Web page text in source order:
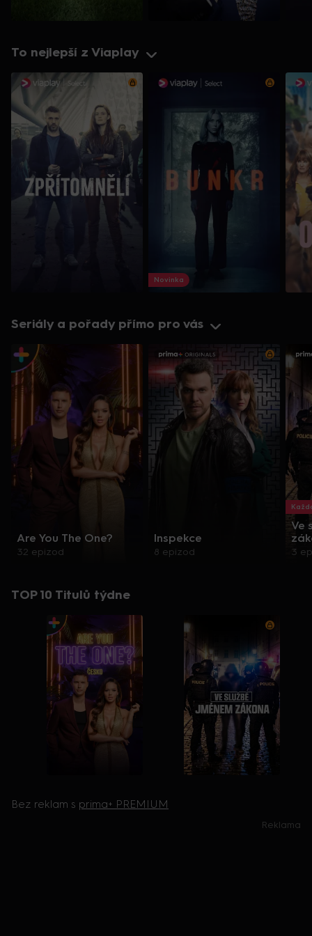
To nejlepší z Viaplay
Novinka
Seriály a pořady přímo pro vás
Are You The One?
32 epizod
Inspekce
8 epizod
Ve
3
TOP 10 Titulů týdne
Bez reklam s prima+ PREMIUM
Reklama